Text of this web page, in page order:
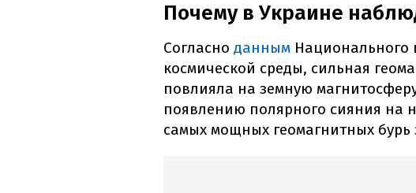
Почему в Украине
Согласно данным Национального
космической среды, сильная
повлияла на земную
появлению полярного сияния на
самых мощных геомагнитных бурь